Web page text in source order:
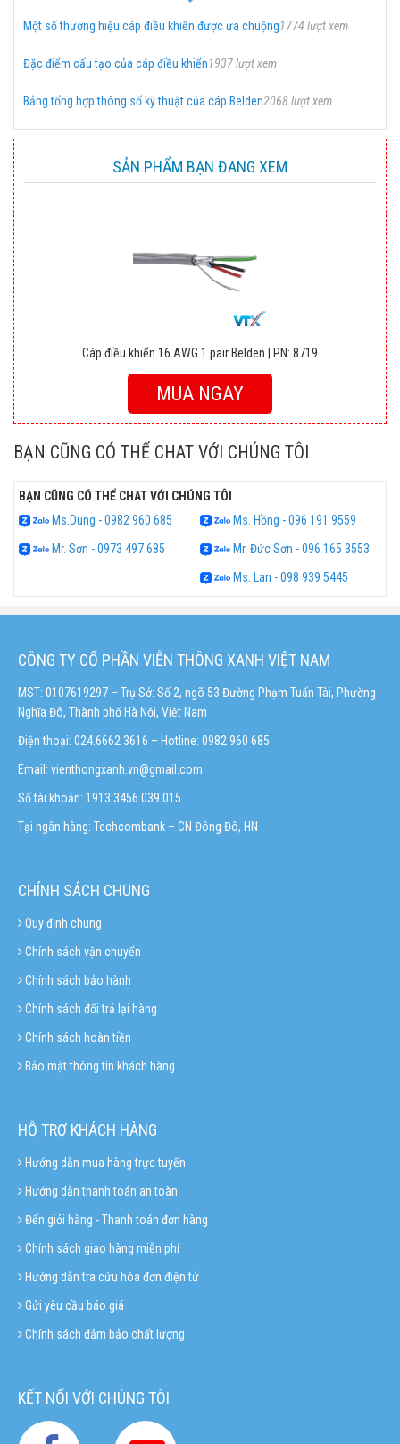
Một số thương hiệu cáp điều khiển được ưa chuộng1774 lượt xem
Đặc điểm cấu tạo của cáp điều khiển1937 lượt xem
Bảng tổng hợp thông số kỹ thuật của cáp Belden2068 lượt xem
SẢN PHẨM BẠN ĐANG XEM
Cáp điều khiển 16 AWG 1 pair Belden | PN: 8719
MUA NGAY
BẠN CŨNG CÓ THỂ CHAT VỚI CHÚNG TÔI
BẠN CŨNG CÓ THỂ CHAT VỚI CHÚNG TÔI
Ms.Dung - 0982 960 685
Ms. Hồng - 096 191 9559
Mr. Sơn - 0973 497 685
Mr. Đức Sơn - 096 165 3553
Ms. Lan - 098 939 5445
CÔNG TY CỔ PHẦN VIỄN THÔNG XANH VIỆT NAM
MST: 0107619297 – Trụ Sở: Số 2, ngõ 53 Đường Phạm Tuấn Tài, Phường
Nghĩa Đô, Thành phố Hà Nội, Việt Nam
Điện thoại: 024.6662 3616 – Hotline: 0982 960 685
Email: vienthongxanh.vn@gmail.com
Số tài khoản: 1913 3456 039 015
Tại ngân hàng: Techcombank – CN Đông Đô, HN
CHÍNH SÁCH CHUNG
Quy định chung
Chính sách vận chuyển
Chính sách bảo hành
Chính sách đổi trả lại hàng
Chính sách hoàn tiền
Bảo mật thông tin khách hàng
HỖ TRỢ KHÁCH HÀNG
Hướng dẫn mua hàng trực tuyến
Hướng dẫn thanh toán an toàn
Đến giỏi hàng - Thanh toán đơn hàng
Chính sách giao hàng miễn phí
Hướng dẫn tra cứu hóa đơn điện tử
Gửi yêu cầu báo giá
Chính sách đảm bảo chất lượng
KẾT NỐI VỚI CHÚNG TÔI